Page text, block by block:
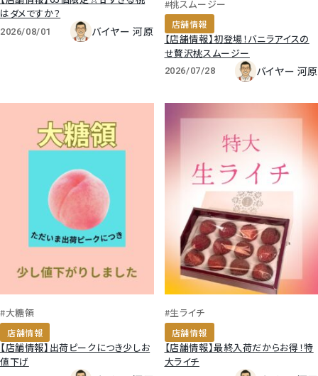
はダメですか？
2026/08/01 バイヤー 河原
#桃スムージー
店舗情報
【店舗情報】初登場！バニラアイスの
せ贅沢桃スムージー
2026/07/28 バイヤー 河原
#大糖領
店舗情報
【店舗情報】出荷ピークにつき少しお
値下げ
#生ライチ
店舗情報
【店舗情報】最終入荷だからお得！特
大ライチ